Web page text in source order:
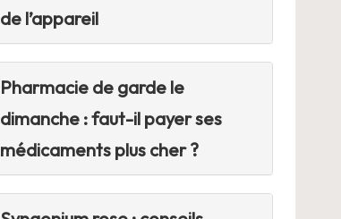
de l’appareil
Pharmacie de garde le
dimanche : faut-il payer ses
médicaments plus cher ?